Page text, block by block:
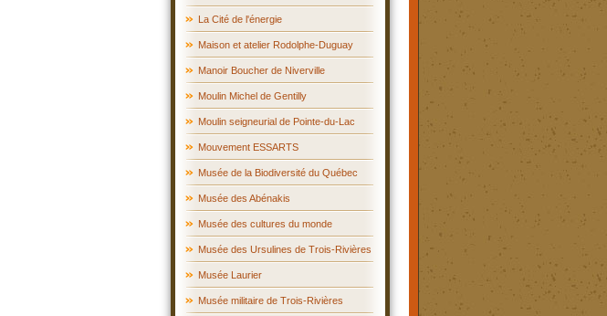
La Cité de l'énergie
Maison et atelier Rodolphe-Duguay
Manoir Boucher de Niverville
Moulin Michel de Gentilly
Moulin seigneurial de Pointe-du-Lac
Mouvement ESSARTS
Musée de la Biodiversité du Québec
Musée des Abénakis
Musée des cultures du monde
Musée des Ursulines de Trois-Rivières
Musée Laurier
Musée militaire de Trois-Rivières